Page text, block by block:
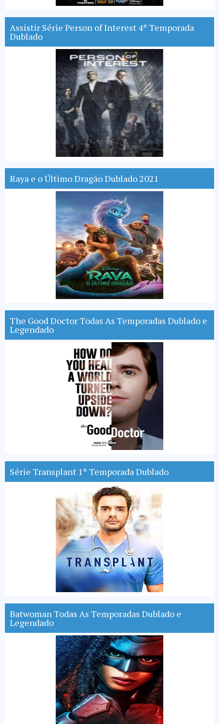
Assistir Série Person of Interest 4ª Temporada
Dublado
Raya e o Último Dragão Dublado 2021
The Good Doctor Todas As Temporadas Dublado e
Legendado
Série Transplant 1ª Temporada Dublado
Batwoman Todas As Temporadas Dublado e
Legendado